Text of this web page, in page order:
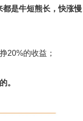
都是牛短熊长，快涨慢
20%的收益；
。